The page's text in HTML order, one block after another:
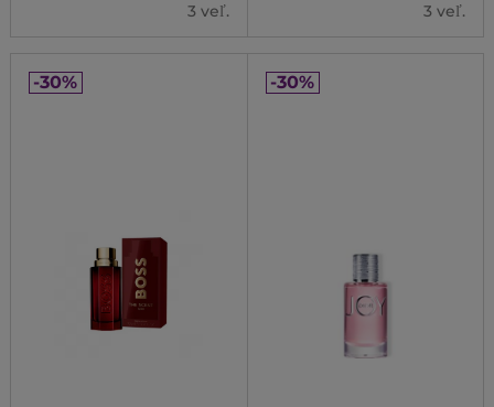
3 veľ. 3 veľ.
-30% -30%